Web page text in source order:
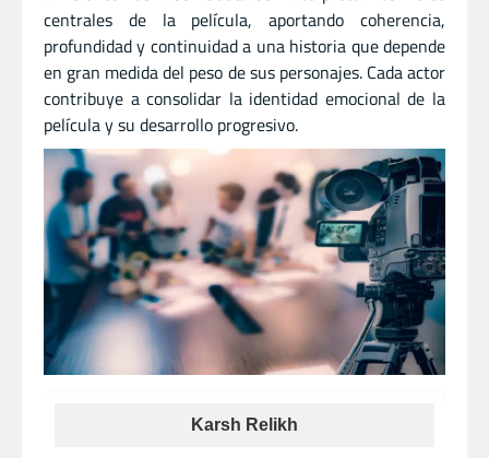
centrales de la película, aportando coherencia,
profundidad y continuidad a una historia que depende
en gran medida del peso de sus personajes. Cada actor
contribuye a consolidar la identidad emocional de la
película y su desarrollo progresivo.
Karsh Relikh